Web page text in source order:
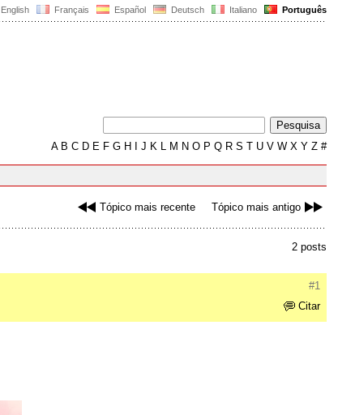
English Français Español Deutsch Italiano Português
AB C D E F G H J K L M N O P Q R S T U V W X Y Z #
Tópico mais recente Tópico mais antigo
2 posts
#1
Citar